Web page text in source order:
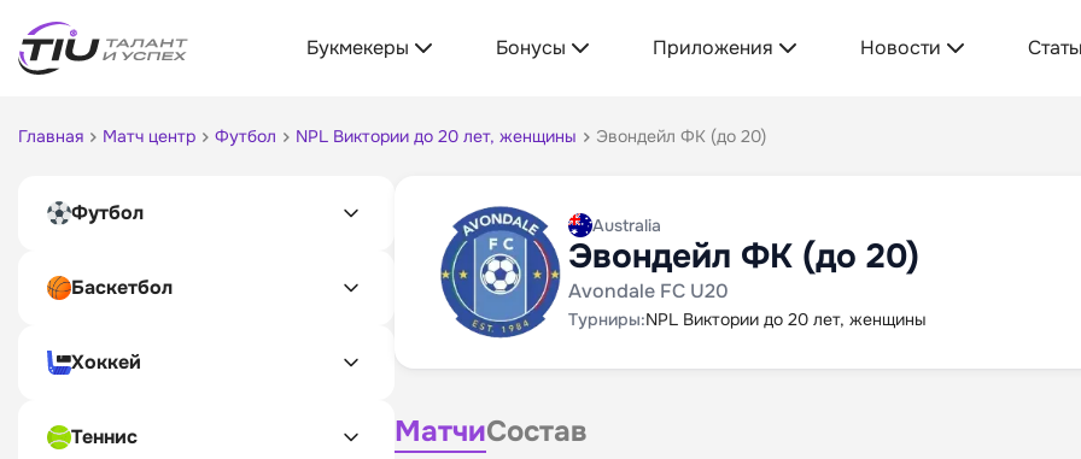
Букмекеры Бонусы Приложения Новости
Главная Матч центр Футбол NPL Виктории до 20 лет, женщины Эвондейл ФК (до 20)
Футбол
Баскетбол
Хоккей
Теннис
Australia
Эвондейл ФК (до 20)
Avondale FC U20
Турниры:NPL Виктории до 20 лет, женщины
МатчиСостав